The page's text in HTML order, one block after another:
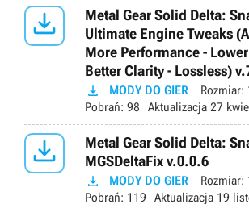

Metal Gear Solid Delta:
Ultimate Engine Tweaks
More Performance -
Better Clarity - Lossless)
 MODY DO GIER Rozmiar:
Pobrań: 98 Aktualizacja 27

Metal Gear Solid Delta:
MGSDeltaFix v.0.0.6
 MODY DO GIER Rozmiar:
Pobrań: 119 Aktualizacja 19